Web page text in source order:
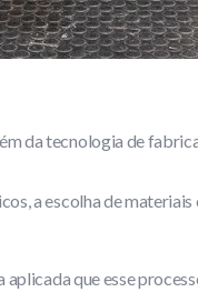
da tecnologia de
a escolha de
que esse